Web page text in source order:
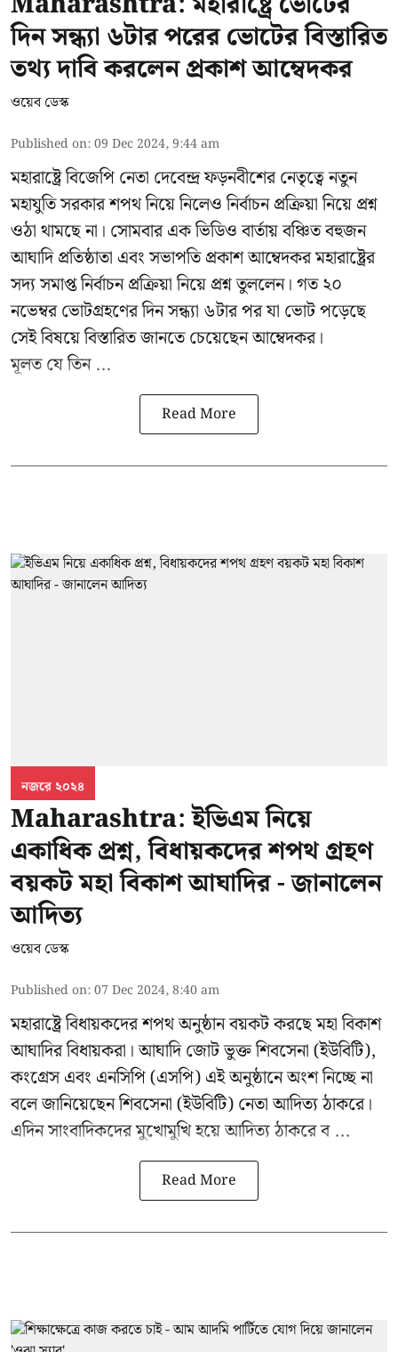
দিন সন্ধ্যা ৬টার পরের ভোটের বিস্তারিত
তথ্য দাবি করলেন প্রকাশ আম্বেদকর
ওয়েব ডেস্ক
Published on:09 Dec 2024, 9:44 am
মহারাষ্ট্রে বিজেপি নেতা দেবেন্দ্র ফড়নবীশের নেতৃত্বে নতুন
মহাযুতি সরকার শপথ নিয়ে নিলেও নির্বাচন প্রক্রিয়া নিয়ে প্রশ্ন
ওঠা থামছে না। সোমবার এক ভিডিও বার্তায় বঞ্চিত বহুজন
আঘাদি প্রতিষ্ঠাতা এবং সভাপতি প্রকাশ আম্বেদকর মহারাষ্ট্রের
সদ্য সমাপ্ত নির্বাচন প্রক্রিয়া নিয়ে প্রশ্ন তুললেন। গত ২০
নভেম্বর ভোটগ্রহণের দিন সন্ধ্যা ৬টার পর যা ভোট পড়েছে
সেই বিষয়ে বিস্তারিত জানতে চেয়েছেন আম্বেদকর।
মূলত যে তিন ...
Read More
নজরে ২০২৪
Maharashtra: ইভিএম নিয়ে
একাধিক প্রশ্ন, বিধায়কদের শপথ গ্রহণ
বয়কট মহা বিকাশ আঘাদির - জানালেন
আদিত্য
ওয়েব ডেস্ক
Published on:07 Dec 2024, 8:40 am
মহারাষ্ট্রে বিধায়কদের শপথ অনুষ্ঠান বয়কট করছেমহা বিকাশ
আঘাদিরবিধায়করা। আঘাদি জোট ভুক্ত শিবসেনা (ইউবিটি),
কংগ্রেস এবং এনসিপি (এসপি) এই অনুষ্ঠানে অংশ নিচ্ছে না
বলে জানিয়েছেন শিবসেনা (ইউবিটি) নেতা আদিত্য ঠাকরে।
এদিন সাংবাদিকদের মুখোমুখি হয়েআদিত্য ঠাকরেব ...
Read More